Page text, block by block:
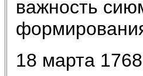
важность
18 марта